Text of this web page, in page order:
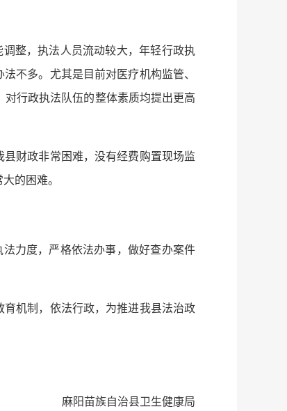
整，执法人员流动较大，年轻行政执
不多。尤其是目前对医疗机构监管、
对行政执法队伍的整体素质均提出更高
财政非常困难，没有经费购置现场监
的困难。
力度，严格依法办事，做好查办案件
机制，依法行政，为推进我县法治政
麻阳苗族自治县卫生健康局